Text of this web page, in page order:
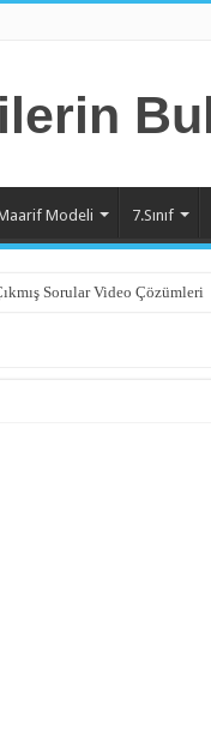
Maarif Modeli 7.Sınıf
Sorular Video Çözümleri